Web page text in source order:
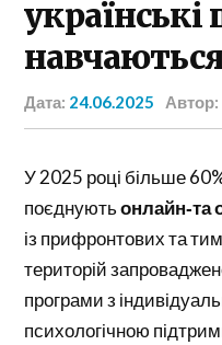
українські
навчаються
Дата: 24.06.2025 Автор:
У 2025 році більше
поєднують
із прифронтових та
територій
програми з
психологічною